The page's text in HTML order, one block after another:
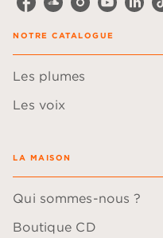
NOTRE CATALOGUE
Les plumes
Les voix
LA MAISON
Qui sommes-nous ?
Boutique CD